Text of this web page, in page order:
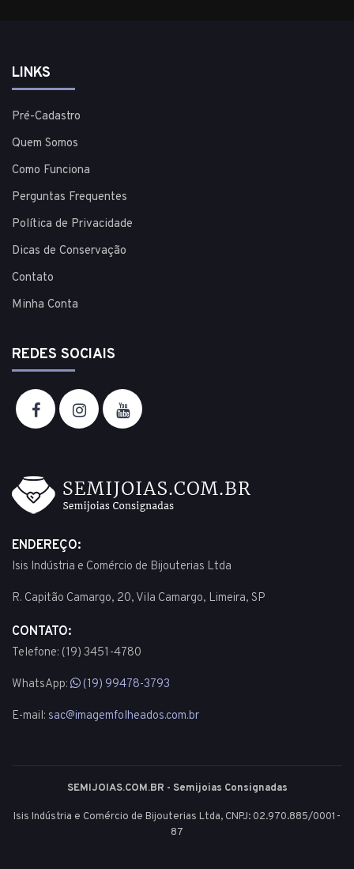
LINKS
Pré-Cadastro
Quem Somos
Como Funciona
Perguntas Frequentes
Política de Privacidade
Dicas de Conservação
Contato
Minha Conta
REDES SOCIAIS
ENDEREÇO:
Isis Indústria e Comércio de Bijouterias Ltda
R. Capitão Camargo, 20, Vila Camargo, Limeira, SP
CONTATO:
Telefone: (19) 3451-4780
WhatsApp: (19) 99478-3793
E-mail: sac@imagemfolheados.com.br
SEMIJOIAS.COM.BR - Semijoias Consignadas
Isis Indústria e Comércio de Bijouterias Ltda, CNPJ: 02.970.885/0001-
87